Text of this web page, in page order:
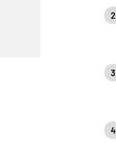
2
3
4